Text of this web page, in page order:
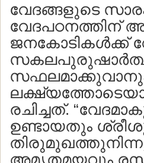
വേദങ്ങളുടെ
വേദപഠനത്തിന്
ജനകോടികള്‍ക്ക്
സഫലമാക്കുവാനും
രചിച്ചത്.
ഉണ്ടായതും